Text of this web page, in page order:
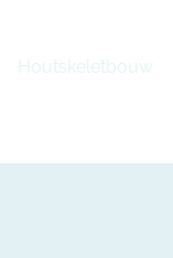
Houtskeletbouw